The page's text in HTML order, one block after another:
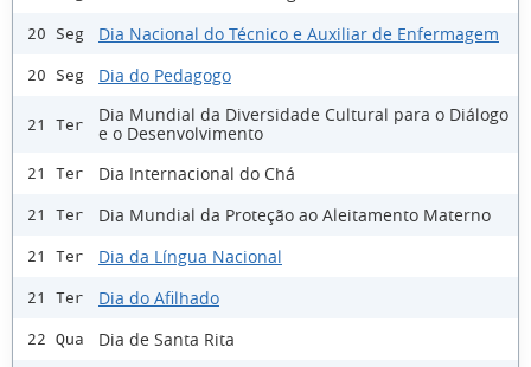
20 Seg Dia Nacional do Técnico e Auxiliar de Enfermagem
20 Seg Dia do Pedagogo
21 Ter
Dia Mundial da Diversidade Cultural para o Diálogo
e o Desenvolvimento
21 Ter Dia Internacional do Chá
21 Ter Dia Mundial da Proteção ao Aleitamento Materno
21 Ter Dia da Língua Nacional
21 Ter Dia do Afilhado
22 Qua Dia de Santa Rita